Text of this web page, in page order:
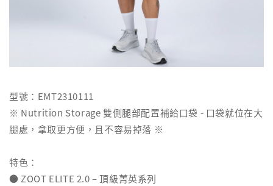
型號：EMT2310111
※ Nutrition Storage 雙側腿部配置補給口袋 - 口袋就位在大
腿處，拿取更方便，且不容易掉落 ※
特色：
● ZOOT ELITE 2.0 – 頂級菁英系列